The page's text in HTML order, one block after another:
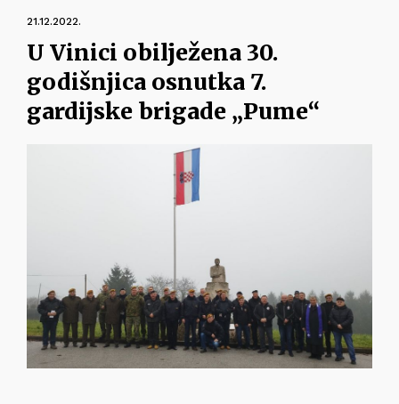
21.12.2022.
U Vinici obilježena 30.
godišnjica osnutka 7.
gardijske brigade „Pume“